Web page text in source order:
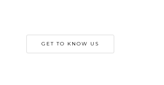
GET TO KNOW US